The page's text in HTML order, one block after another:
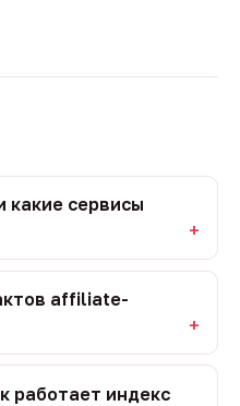
какие сервисы
affiliate-
работает индекс